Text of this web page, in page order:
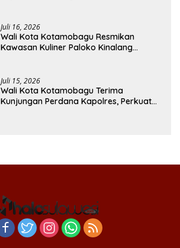
Juli 16, 2026
Wali Kota Kotamobagu Resmikan
Kawasan Kuliner Paloko Kinalang
Juli 15, 2026
Wali Kota Kotamobagu Terima
Kunjungan Perdana Kapolres, Perkuat